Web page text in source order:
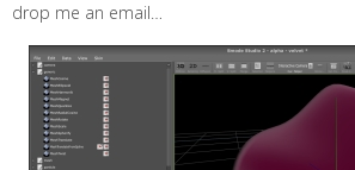
drop me an email…